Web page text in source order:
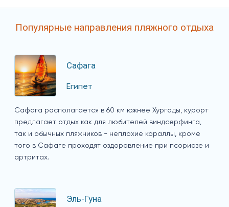
Популярные направления пляжного отдыха
Сафага
Египет
Сафага располагается в 60 км южнее Хургады, курорт
предлагает отдых как для любителей виндсерфинга,
так и обычных пляжников - неплохие кораллы, кроме
того в Сафаге проходят оздоровление при псориазе и
артритах.
Эль-Гуна